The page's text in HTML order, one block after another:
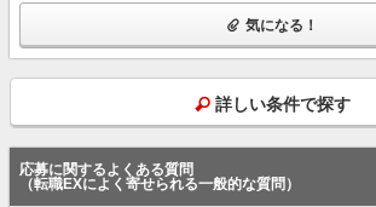
気になる！
詳しい条件で探す
応募に関するよくある質問
（転職EXによく寄せられる一般的な質問）